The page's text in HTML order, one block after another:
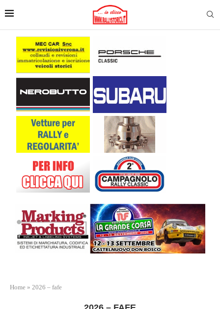
Home » 2026 – fafe